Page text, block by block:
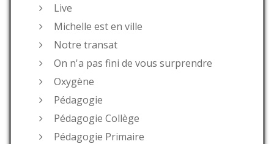
Live
Michelle est en ville
Notre transat
On n'a pas fini de vous surprendre
Oxygène
Pédagogie
Pédagogie Collège
Pédagogie Primaire